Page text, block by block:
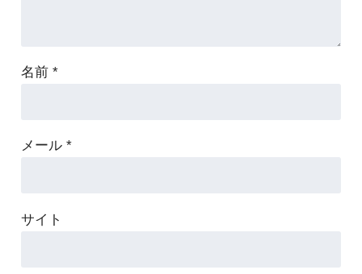
名前 *
メール *
サイト